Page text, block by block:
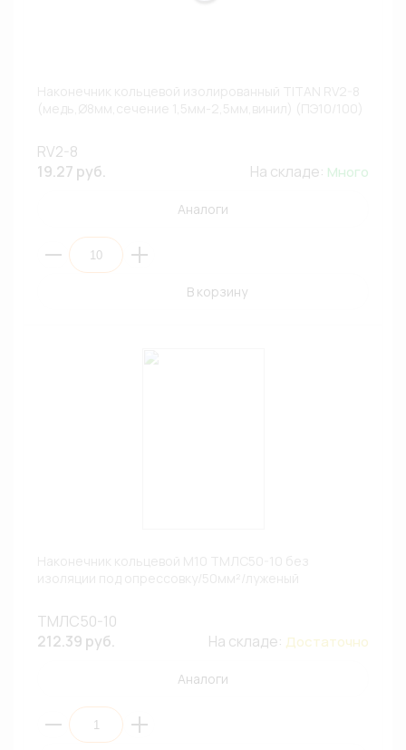
RV2-8
19.27 руб.
На складе: Много
Аналоги
В корзину
ТМЛС50-10
212.39 руб.
На складе: Достаточно
Аналоги